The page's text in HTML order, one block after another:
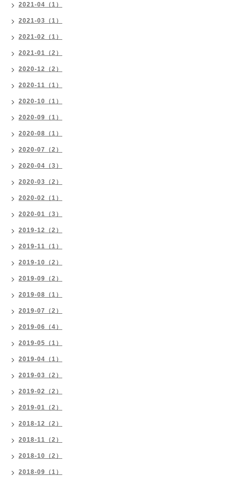
2021-04（1）
2021-03（1）
2021-02（1）
2021-01（2）
2020-12（2）
2020-11（1）
2020-10（1）
2020-09（1）
2020-08（1）
2020-07（2）
2020-04（3）
2020-03（2）
2020-02（1）
2020-01（3）
2019-12（2）
2019-11（1）
2019-10（2）
2019-09（2）
2019-08（1）
2019-07（2）
2019-06（4）
2019-05（1）
2019-04（1）
2019-03（2）
2019-02（2）
2019-01（2）
2018-12（2）
2018-11（2）
2018-10（2）
2018-09（1）